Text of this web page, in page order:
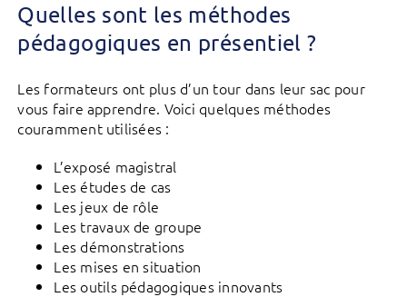
Quelles sont les méthodes
pédagogiques en présentiel ?
Les formateurs ont plus d’un tour dans leur sac pour
vous faire apprendre. Voici quelques méthodes
couramment utilisées :
L’exposé magistral
Les études de cas
Les jeux de rôle
Les travaux de groupe
Les démonstrations
Les mises en situation
Les outils pédagogiques innovants